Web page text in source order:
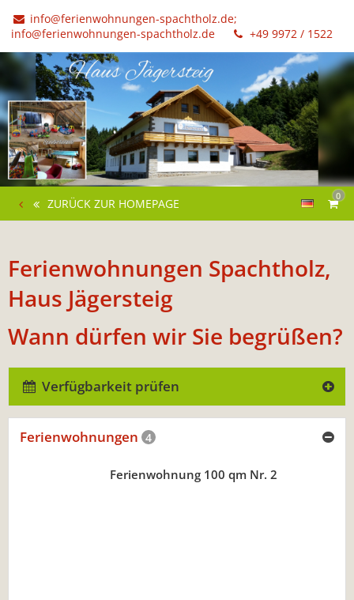
info@ferienwohnungen-spachtholz.de;
info@ferienwohnungen-spachtholz.de
+49 9972 / 1522
0
ZURÜCK ZUR HOMEPAGE
Ferienwohnungen Spachtholz,
Haus Jägersteig
Wann dürfen wir Sie begrüßen?
Verfügbarkeit prüfen
Ferienwohnungen 4
Ferienwohnung 100 qm Nr. 2